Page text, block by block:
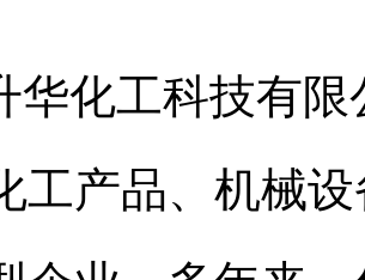
华化工科技有
工产品、机械